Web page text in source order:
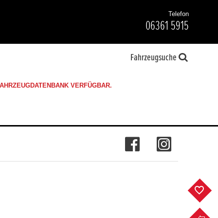
Telefon
06361 5915
Fahrzeugsuche
VERFÜGBAR.